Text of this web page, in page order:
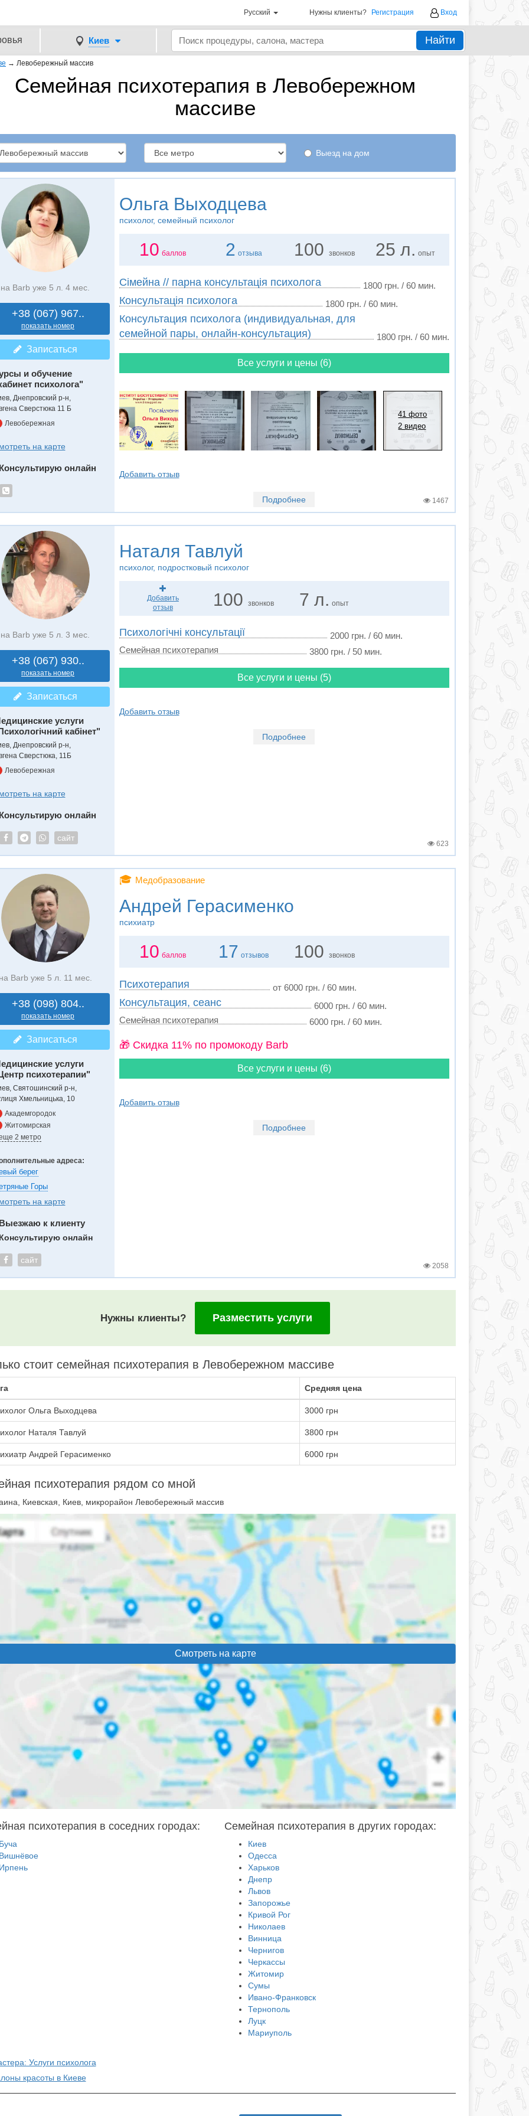
Русский Нужны клиенты? Регистрация Вход
Киев Найти
→ Левобережный массив
Семейная психотерапия в Левобережном
массиве
Выезд на дом
на Barb уже 5 л. 4 мес.
+38 (067) 967..
показать номер
Записаться
и обучение
психолога"
Днепровский р-н,
Сверстюка 11 Б
Левобережная
на карте
онлайн
Ольга Выходцева
психолог, семейный психолог
10 баллов 2 отзыва 100 звонков 25 л. опыт
Сімейна // парна консультація психолога 1800 грн. / 60 мин.
Консультація психолога 1800 грн. / 60 мин.
Консультация психолога (индивидуальная, для
семейной пары, онлайн-консультация)
1800 грн. / 60 мин.
Все услуги и цены (6)
41 фото
2 видео
Добавить отзыв
Подробнее 1467
на Barb уже 5 л. 3 мес.
+38 (067) 930..
показать номер
Записаться
услуги
кабінет"
Днепровский р-н,
Сверстюка, 11Б
Левобережная
на карте
онлайн
сайт
Наталя Тавлуй
психолог, подростковый психолог
Добавить
отзыв
100звонков 7 л. опыт
Психологічні консультації
2000 грн. / 60 мин.
Семейная психотерапия
3800 грн. / 50 мин.
Все услуги и цены (5)
Добавить отзыв
Подробнее
623
Barb уже 5 л. 11 мес.
+38 (098) 804..
показать номер
Записаться
услуги
психотерапии"
Святошинский р-н,
Хмельницька, 10
Академгородок
Житомирская
2 метро
адреса:
берег
Горы
на карте
к клиенту
онлайн
сайт
🎓 Медобразование
Андрей Герасименко
психиатр
10 баллов 17 отзывов 100 звонков
Психотерапия от 6000 грн. / 60 мин.
Консультация, сеанс
6000 грн. / 60 мин.
Семейная психотерапия
6000 грн. / 60 мин.
🎁 Cкидка 11% по промокоду Barb
Все услуги и цены (6)
Добавить отзыв
Подробнее
2058
Нужны клиенты? Разместить услуги
стоит семейная психотерапия в Левобережном массиве
Средняя цена
Ольга Выходцева 3000 грн
Наталя Тавлуй 3800 грн
Андрей Герасименко 6000 грн
психотерапия рядом со мной
Киевская, Киев, микрорайон Левобережный массив
Смотреть на карте
психотерапия в соседних городах: Семейная психотерапия в других городах:
Киев
Одесса
Харьков
Днепр
Львов
Запорожье
Кривой Рог
Николаев
Винница
Чернигов
Черкассы
Житомир
Сумы
Ивано-Франковск
Тернополь
Луцк
Мариуполь
Услуги психолога
красоты в Киеве